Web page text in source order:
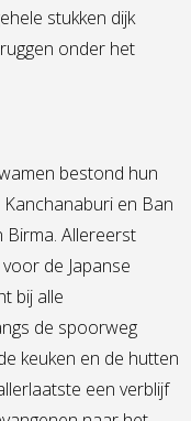
stukken dijk
onder het
bestond hun
en Ban
Birma. Allereerst
de Japanse
bij alle
de spoorweg
keuken en de hutten
een verblijf